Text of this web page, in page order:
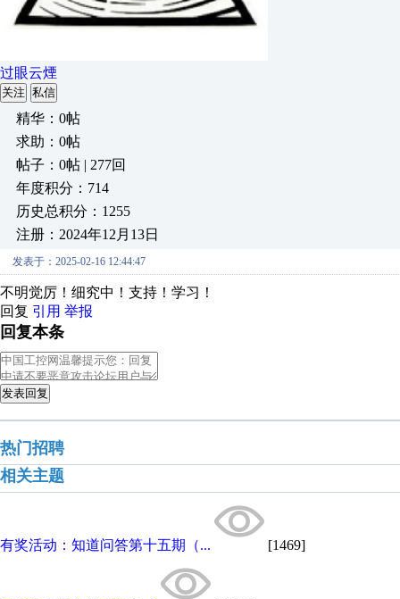
过眼云煙
关注 私信
精华：0帖
求助：0帖
帖子：0帖 | 277回
年度积分：714
历史总积分：1255
注册：2024年12月13日
发表于：2025-02-16 12:44:47
不明觉厉！细究中！支持！学习！
回复 引用 举报
回复本条
发表回复
热门招聘
相关主题
有奖活动：知道问答第十五期（... [1469]